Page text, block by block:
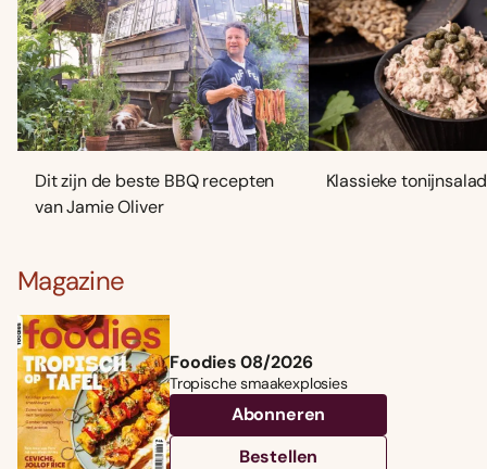
Dit zijn de beste BBQ recepten
van Jamie Oliver
Klassieke
Magazine
Foodies 08/2026
Tropische smaakexplosies
Abonneren
Bestellen